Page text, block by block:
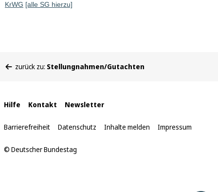
KrWG [alle SG hierzu]
befinden
zurück zu: Stellungnahmen/Gutachten
Interne
Links
Hilfe Kontakt Newsletter
Barrierefreiheit Datenschutz Inhalte melden Impressum
© Deutscher Bundestag